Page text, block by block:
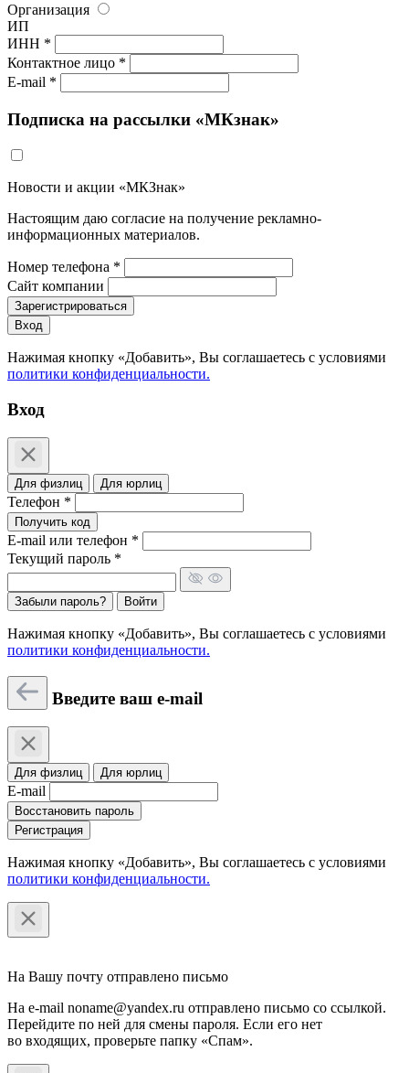
Организация
ИП
ИНН *
Контактное лицо *
E-mail *
Подписка на рассылки «МКзнак»
Новости и акции «МКЗнак»
Настоящим даю согласие на получение рекламно-
информационных материалов.
Номер телефона *
Сайт компании
Зарегистрироваться
Вход
Нажимая кнопку «Добавить», Вы соглашаетесь c условиями
политики конфиденциальности.
Вход
Для физлиц Для юрлиц
Телефон *
Получить код
E-mail или телефон *
Текущий пароль *
Забыли пароль? Войти
Нажимая кнопку «Добавить», Вы соглашаетесь c условиями
политики конфиденциальности.
Введите ваш e-mail
Для физлиц Для юрлиц
E-mail
Восстановить пароль
Регистрация
Нажимая кнопку «Добавить», Вы соглашаетесь c условиями
политики конфиденциальности.
На Вашу почту отправлено письмо
На e-mail noname@yandex.ru отправлено письмо со ссылкой.
Перейдите по ней для смены пароля. Если его нет
во входящих, проверьте папку «Спам».